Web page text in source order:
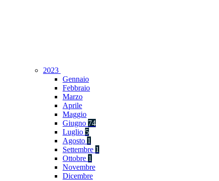
2023
Gennaio
Febbraio
Marzo
Aprile
Maggio
Giugno 74
Luglio 5
Agosto 1
Settembre 1
Ottobre 1
Novembre
Dicembre